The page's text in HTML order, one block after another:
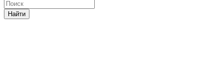
Найти